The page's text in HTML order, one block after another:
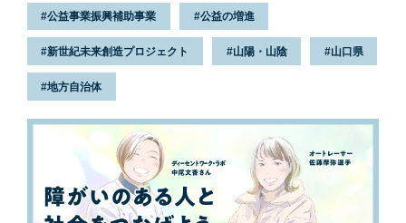
合いは十分！いよいよ開始時刻間近になると、地元の方が続々と集ま
り、にぎやかな雰囲気に満たされていきました。 ふるさとへの愛と誇り
を育むために 大道まつりは、地域の人々みんなで作るお祭りです。校庭
には、JA防府や大道郵便局の職員たち、山口短期大学の学生たちなど、
たくさんの人々の協力による出店が並んでいました。その中のひとつに
あっ...
公益事業振興補助事業 公益の増進
新世紀未来創造プロジェクト 山陽・山陰 山口県
地方自治体